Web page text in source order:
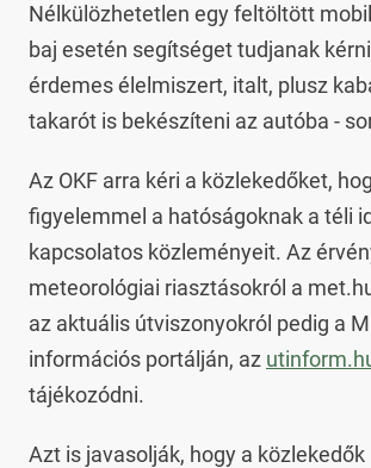
Nélkülözhetetlen egy feltöltött
baj esetén segítséget tudjanak
érdemes élelmiszert, italt, plusz
takarót is bekészíteni az autóba -
Az OKF arra kéri a közlekedőket,
figyelemmel a hatóságoknak a téli
kapcsolatos közleményeit. Az
meteorológiai riasztásokról a
az aktuális útviszonyokról pedig a
információs portálján, az
tájékozódni.
Azt is javasolják, hogy a közlekedők